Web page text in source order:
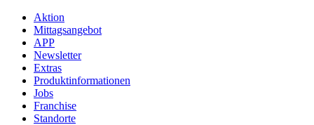
Aktion
Mittagsangebot
APP
Newsletter
Extras
Produktinformationen
Jobs
Franchise
Standorte